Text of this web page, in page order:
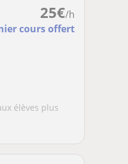
25€/h
cours offert
élèves plus